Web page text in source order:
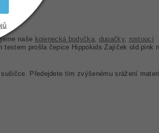
naše kojenecká bodyčka, dupačky, rostoucí
prošla čepice Hippokids Zajíček old pink
Předejdete tím zvýšenému srážení